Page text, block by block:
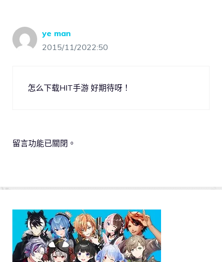
ye man
2015/11/2022:50
怎么下载HIT手游 好期待呀！
留言功能已關閉。